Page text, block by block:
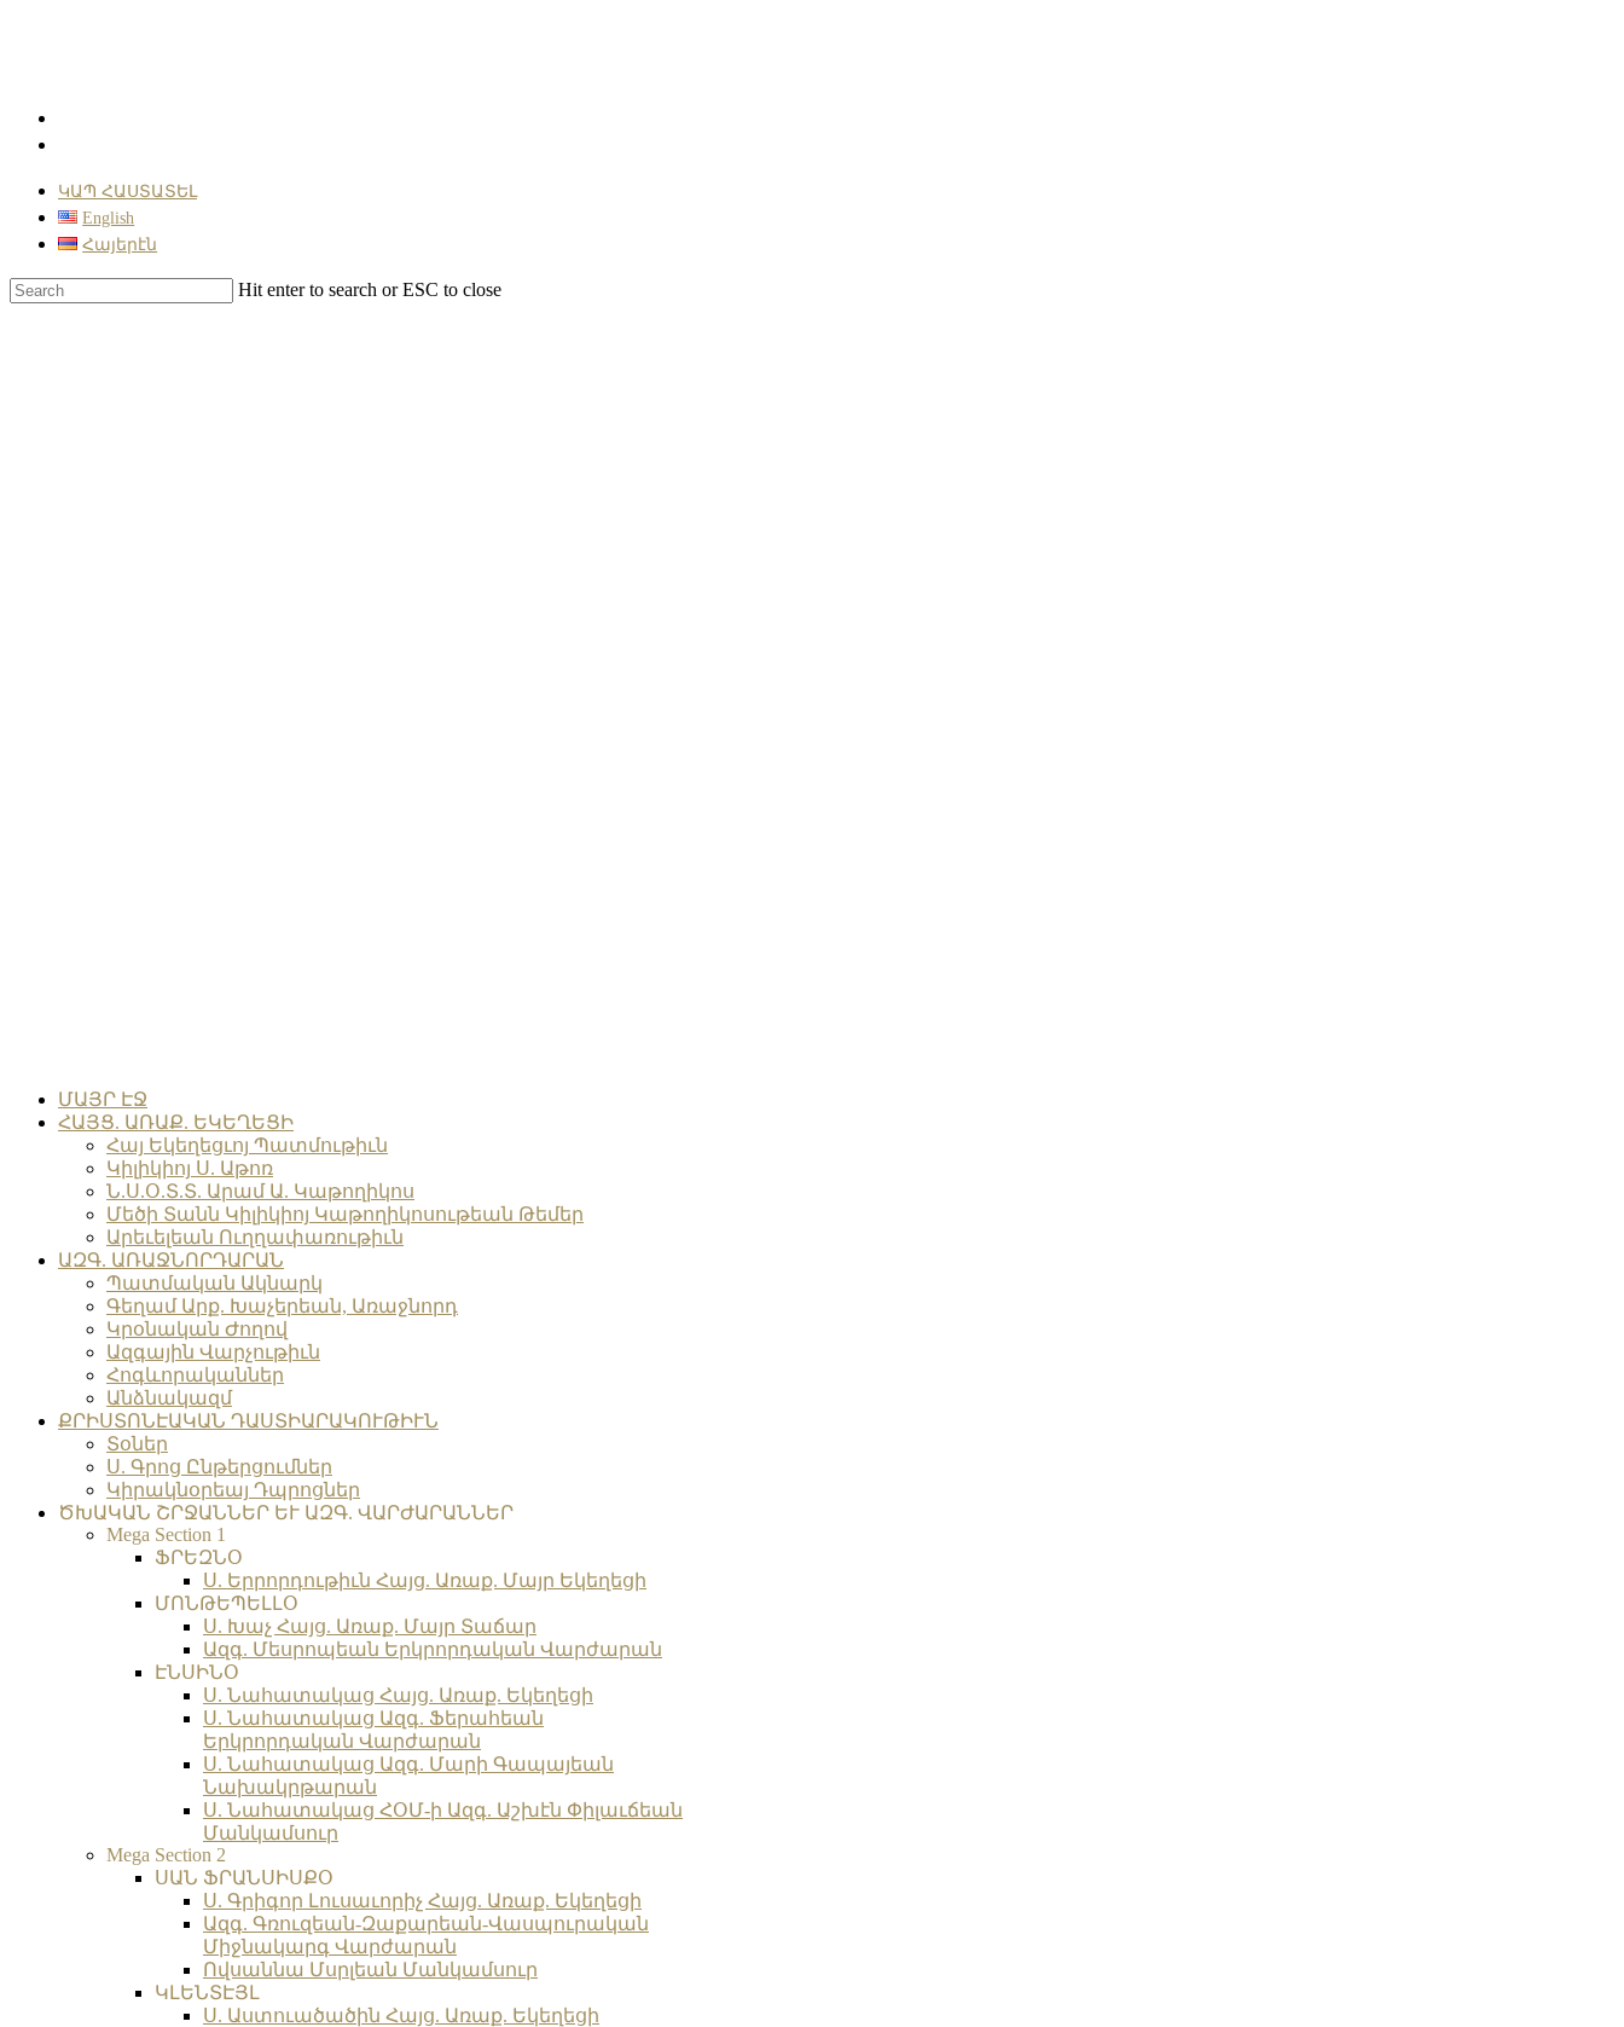
ԿԱՊ ՀԱՍՏԱՏԵԼ
English
Հայերէն
Hit enter to search or ESC to close
search
Menu
ՄԱՅՐ ԷՋ
ՀԱՅՑ. ԱՌԱՔ. ԵԿԵՂԵՑԻ
Հայ Եկեղեցւոյ Պատմութիւն
Կիլիկիոյ Ս. Աթոռ
Ն.Ս.Օ.Տ.Տ. Արամ Ա. Կաթողիկոս
Մեծի Տանն Կիլիկիոյ Կաթողիկոսութեան Թեմեր
Արեւելեան Ուղղափառութիւն
ԱԶԳ. ԱՌԱՋՆՈՐԴԱՐԱՆ
Պատմական Ակնարկ
Գեղամ Արք. Խաչերեան, Առաջնորդ
Կրօնական Ժողով
Ազգային Վարչութիւն
Հոգևորականներ
Անձնակազմ
ՔՐԻՍՏՈՆԷԱԿԱՆ ԴԱՍՏԻԱՐԱԿՈՒԹԻՒՆ
Տօներ
Ս. Գրոց Ընթերցումներ
Կիրակնօրեայ Դպրոցներ
ԾԽԱԿԱՆ ՇՐՋԱՆՆԵՐ ԵՒ ԱԶԳ. ՎԱՐԺԱՐԱՆՆԵՐ
Mega Section 1
ՖՐԵԶՆՕ
Ս. Երրորդութիւն Հայց. Առաք. Մայր Եկեղեցի
ՄՈՆԹԵՊԵԼԼՕ
Ս. Խաչ Հայց. Առաք. Մայր Տաճար
Ազգ. Մեսրոպեան Երկրորդական Վարժարան
ԷՆՍԻՆՕ
Ս. Նահատակաց Հայց. Առաք. Եկեղեցի
Ս. Նահատակաց Ազգ. Ֆերահեան
Երկրորդական Վարժարան
Ս. Նահատակաց Ազգ. Մարի Գապայեան
Նախակրթարան
Ս. Նահատակաց ՀՕՄ-ի Ազգ. Աշխէն Փիլաւճեան
Մանկամսուր
Mega Section 2
ՍԱՆ ՖՐԱՆՍԻՍՔՕ
Ս. Գրիգոր Լուսաւորիչ Հայց. Առաք. Եկեղեցի
Ազգ. Գռուզեան-Զաքարեան-Վասպուրական
Միջնակարգ Վարժարան
Ովսաննա Մսրլեան Մանկամսուր
ԿԼԵՆՏԷՅԼ
Ս. Աստուածածին Հայց. Առաք. Եկեղեցի